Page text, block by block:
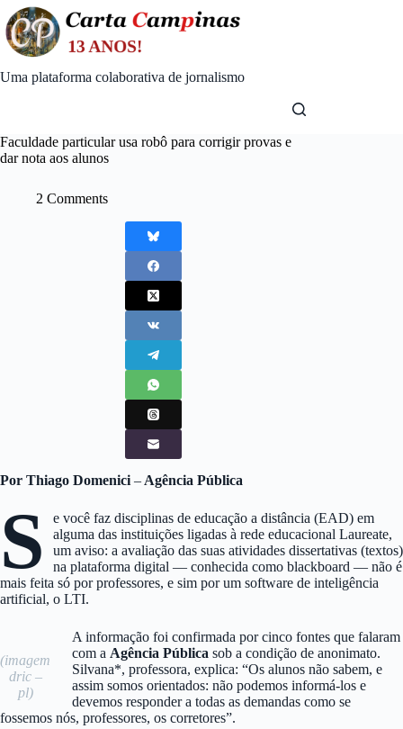
Skip
to
content
Uma plataforma colaborativa de jornalismo
Faculdade particular usa robô para corrigir provas e
dar nota aos alunos
2 Comments
Por Thiago Domenici – Agência Pública
S
e você faz disciplinas de educação a distância (EAD) em
alguma das instituições ligadas à rede educacional Laureate,
um aviso: a avaliação das suas atividades dissertativas (textos)
na plataforma digital — conhecida como blackboard — não é
mais feita só por professores, e sim por um software de inteligência
artificial, o LTI.
(imagem
dric –
pl)
A informação foi confirmada por cinco fontes que falaram
com a Agência Pública sob a condição de anonimato.
Silvana*, professora, explica: “Os alunos não sabem, e
assim somos orientados: não podemos informá-los e
devemos responder a todas as demandas como se
fossemos nós, professores, os corretores”.